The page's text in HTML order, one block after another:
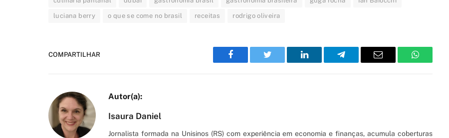
luciana berry o que se come no brasil receitas rodrigo oliveira
COMPARTILHAR
Facebook Twitter LinkedIn Telegram Email WhatsApp
Isaura Daniel
Jornalista formada na Unisinos (RS) com experiência em economia e finanças, acumula coberturas